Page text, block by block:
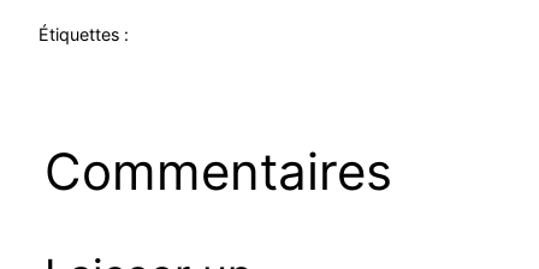
Étiquettes :
Commentaires